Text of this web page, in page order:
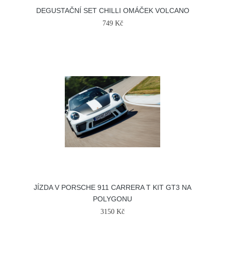
DEGUSTAČNÍ SET CHILLI OMÁČEK VOLCANO
749 Kč
JÍZDA V PORSCHE 911 CARRERA T KIT GT3 NA
POLYGONU
3150 Kč